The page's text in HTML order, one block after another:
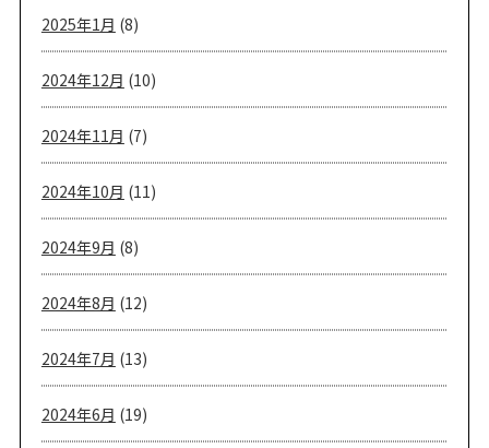
2025年1月 (8)
2024年12月 (10)
2024年11月 (7)
2024年10月 (11)
2024年9月 (8)
2024年8月 (12)
2024年7月 (13)
2024年6月 (19)